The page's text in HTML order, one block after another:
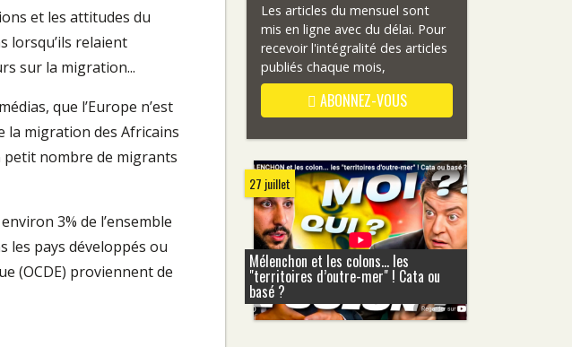
et les attitudes du
lorsqu’ils relaient
sur la migration...
que l’Europe n’est
la migration des Africains
petit nombre de migrants
3% de l’ensemble
les pays développés ou
(OCDE) proviennent de
Les articles du mensuel sont
mis en ligne avec du délai. Pour
recevoir l'intégralité des articles
publiés chaque mois,
ABONNEZ-VOUS
27 juillet
Mélenchon et les colons... les
"territoires d’outre-mer" ! Cata ou
basé ?